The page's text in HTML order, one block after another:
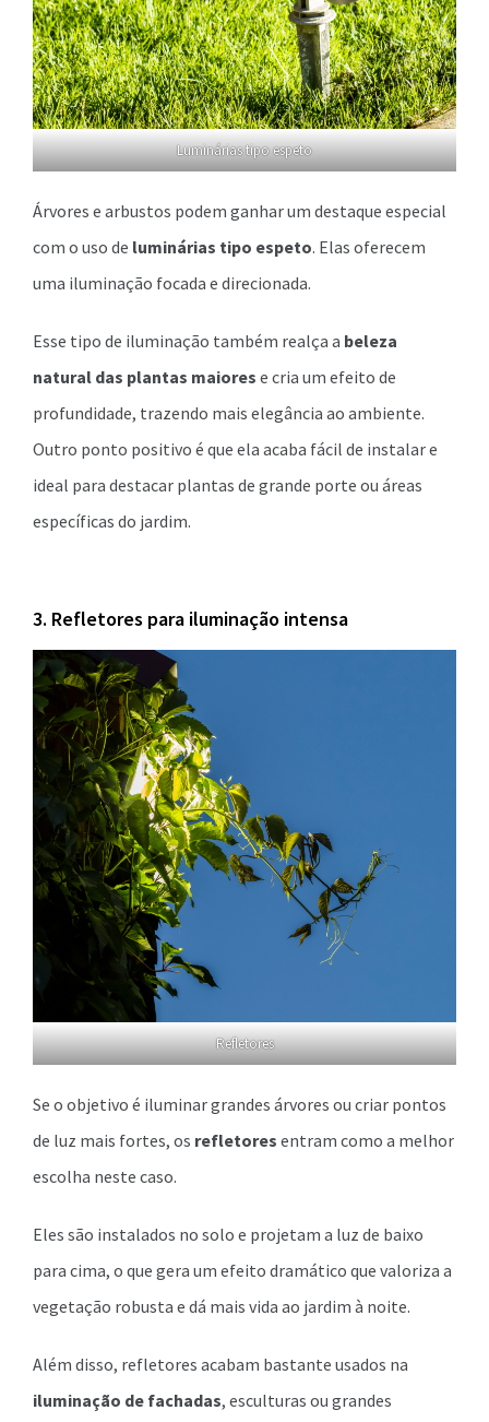
Luminárias tipo espeto
Árvores e arbustos podem ganhar um destaque especial
com o uso de luminárias tipo espeto. Elas oferecem
uma iluminação focada e direcionada.
Esse tipo de iluminação também realça a beleza
natural das plantas maiores e cria um efeito de
profundidade, trazendo mais elegância ao ambiente.
Outro ponto positivo é que ela acaba fácil de instalar e
ideal para destacar plantas de grande porte ou áreas
específicas do jardim.
3. Refletores para iluminação intensa
Refletores
Se o objetivo é iluminar grandes árvores ou criar pontos
de luz mais fortes, os refletores entram como a melhor
escolha neste caso.
Eles são instalados no solo e projetam a luz de baixo
para cima, o que gera um efeito dramático que valoriza a
vegetação robusta e dá mais vida ao jardim à noite.
Além disso, refletores acabam bastante usados na
iluminação de fachadas, esculturas ou grandes